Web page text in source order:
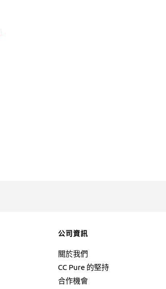
公司資訊
關於我們
CC Pure 的堅持
合作機會